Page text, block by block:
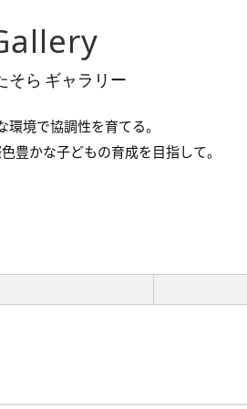
そら ギャラリー
環境で協調性を育てる。
豊かな子どもの育成を目指して。